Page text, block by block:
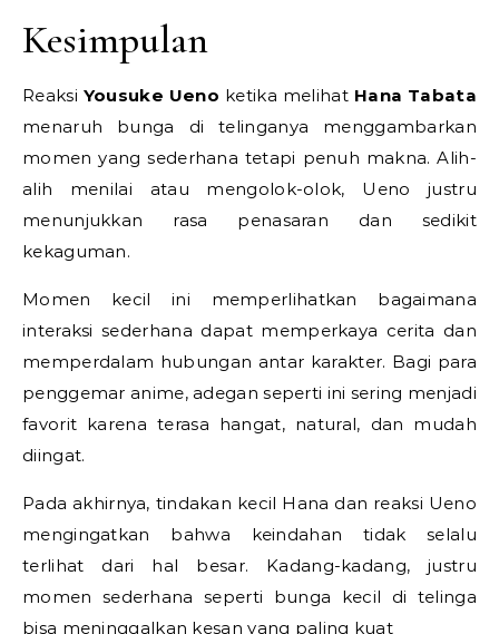
Kesimpulan
Reaksi Yousuke Ueno ketika melihat Hana Tabata
menaruh bunga di telinganya menggambarkan
momen yang sederhana tetapi penuh makna. Alih-
alih menilai atau mengolok-olok, Ueno justru
menunjukkan rasa penasaran dan sedikit
kekaguman.
Momen kecil ini memperlihatkan bagaimana
interaksi sederhana dapat memperkaya cerita dan
memperdalam hubungan antar karakter. Bagi para
penggemar anime, adegan seperti ini sering menjadi
favorit karena terasa hangat, natural, dan mudah
diingat.
Pada akhirnya, tindakan kecil Hana dan reaksi Ueno
mengingatkan bahwa keindahan tidak selalu
terlihat dari hal besar. Kadang-kadang, justru
momen sederhana seperti bunga kecil di telinga
bisa meninggalkan kesan yang paling kuat